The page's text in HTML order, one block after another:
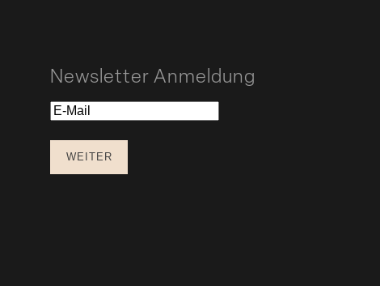
Newsletter Anmeldung
E-
WEITER